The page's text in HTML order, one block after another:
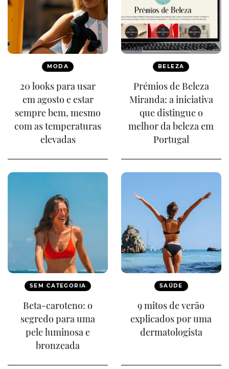
MODA
20 looks para usar
em agosto e estar
sempre bem, mesmo
com as temperaturas
elevadas
BELEZA
Prémios de Beleza
Miranda: a iniciativa
que distingue o
melhor da beleza em
Portugal
SEM CATEGORIA
Beta-caroteno: o
segredo para uma
pele luminosa e
bronzeada
SAÚDE
9 mitos de verão
explicados por uma
dermatologista